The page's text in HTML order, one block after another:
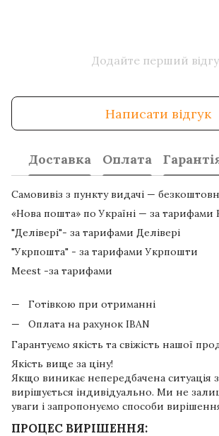
Додайте перший
Написати відгук
Доставка Оплата
Самовивіз з пункту видачі —
«Нова пошта» по Україні — за
"Делівері"- за тарифами Делівері
"Укрпошта" - за тарифами Укрпошти
Meest -за тарифами
Готівкою при отриманні
Оплата на рахунок IBAN
Гарантуємо якість та свіжість нашої
Якість вище за ціну!
Якщо виникає непередбачена ситуація
вирішується індивідуально. Ми не
уваги і запропонуємо способи
ПРОЦЕС ВИРІШЕННЯ: